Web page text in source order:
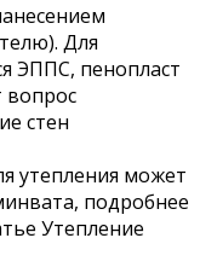
Для
ЭППС, пенопласт
вопрос
стен
утепления может
подробнее
Утепление